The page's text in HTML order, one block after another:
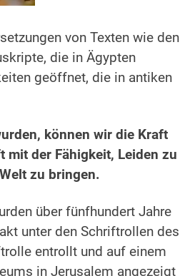
von Texten wie den
die in Ägypten
geöffnet, die in antiken
können wir die Kraft
mit der Fähigkeit, Leiden zu
zu bringen.
über fünfhundert Jahre
unter den Schriftrollen des
entrollt und auf einem
in Jerusalem angezeigt